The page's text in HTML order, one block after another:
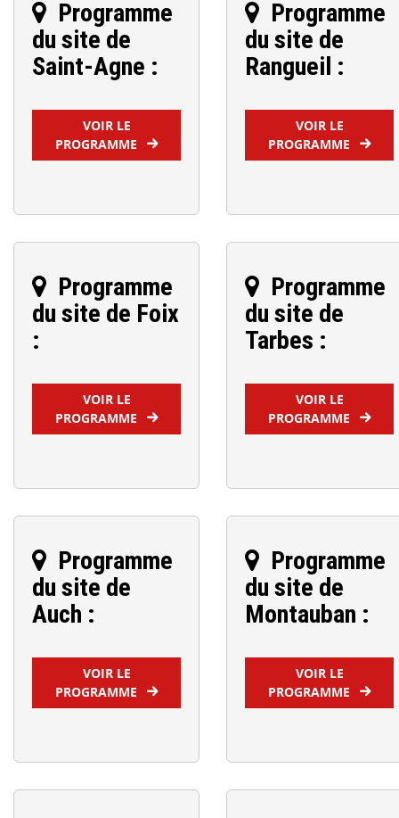
Programme
du site de
Saint-Agne :
VOIR LE
PROGRAMME
Programme
du site de
Rangueil :
VOIR LE
PROGRAMME
Programme
du site de Foix
:
VOIR LE
PROGRAMME
Programme
du site de
Tarbes :
VOIR LE
PROGRAMME
Programme
du site de
Auch :
VOIR LE
PROGRAMME
Programme
du site de
Montauban :
VOIR LE
PROGRAMME